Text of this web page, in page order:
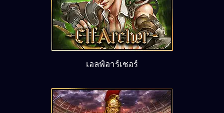
เอลฟ์อาร์เชอร์